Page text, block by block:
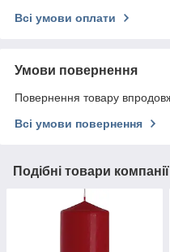
Всі умови оплати
Умови повернення
Повернення товару
Всі умови повернення
Подібні товари компанії